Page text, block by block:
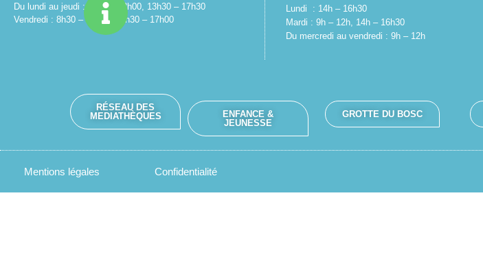
Du lundi au jeudi : 8h30 – 12h00, 13h30 – 17h30
Vendredi : 8h30 – 12h00, 13h30 – 17h00
Lundi : 14h – 16h30
Mardi : 9h – 12h, 14h – 16h30
Du mercredi au vendredi : 9h – 12h
RÉSEAU DES
MEDIATHÈQUES
ENFANCE &
JEUNESSE
GROTTE DU BOSC
Mentions légales Confidentialité